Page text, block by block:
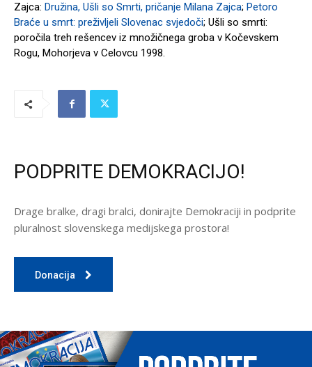
Zajca: Družina, Ušli so Smrti, pričanje Milana Zajca; Petoro
Braće u smrt: preživljeli Slovenac svjedoči; Ušli so smrti:
poročila treh rešencev iz množičnega groba v Kočevskem
Rogu, Mohorjeva v Celovcu 1998.
PODPRITE DEMOKRACIJO!
Drage bralke, dragi bralci, donirajte Demokraciji in podprite
pluralnost slovenskega medijskega prostora!
Donacija